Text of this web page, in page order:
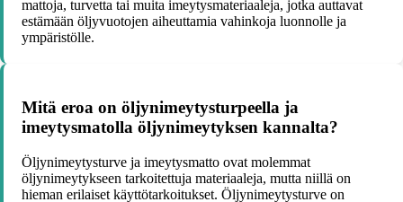
mattoja, turvetta tai muita imeytysmateriaaleja, jotka auttavat
estämään öljyvuotojen aiheuttamia vahinkoja luonnolle ja
ympäristölle.
Mitä eroa on öljynimeytysturpeella ja
imeytysmatolla öljynimeytyksen kannalta?
Öljynimeytysturve ja imeytysmatto ovat molemmat
öljynimeytykseen tarkoitettuja materiaaleja, mutta niillä on
hieman erilaiset käyttötarkoitukset. Öljynimeytysturve on